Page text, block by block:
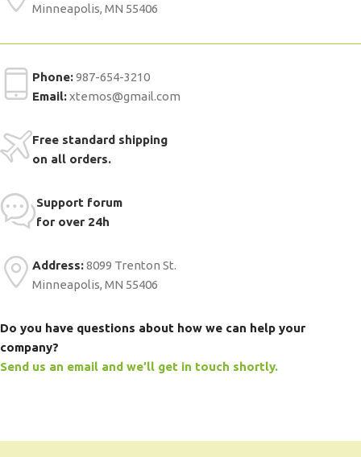
Minneapolis, MN 55406
Phone:987-654-3210
Email:xtemos@gmail.com
Free standard shipping
on all orders.
Support forum
for over 24h
Address:8099 Trenton St.
Minneapolis, MN 55406
Do you have questions about how we can help your
company?
Send us an email and we’ll get in touch shortly.